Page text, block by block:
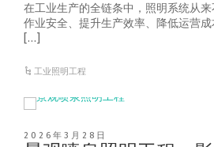
在工业生产的全链条中，照明系统从
作业安全、提升生产效率、降低运营
[…]
工业照明工程
2026年3月28日